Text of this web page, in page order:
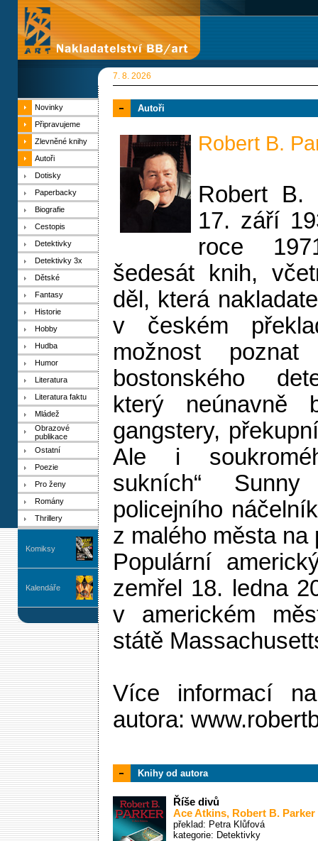
7. 8. 2026
Novinky
Připravujeme
Zlevněné knihy
Autoři
Dotisky
Paperbacky
Biografie
Cestopis
Detektivky
Detektivky 3x
Dětské
Fantasy
Historie
Hobby
Hudba
Humor
Literatura
Literatura faktu
Mládež
Obrazové
publikace
Ostatní
Poezie
Pro ženy
Romány
Thrillery
Komiksy
Kalendáře
Autoři
Robert B.
Robert B.
17. září
roce
šedesát knih,
děl, která
v českém
možnost
bostonského
který neúnavně
gangstery,
Ale i
sukních“
policejního
z malého města na
Populární
zemřel 18. ledna
v americkém
státě
Více informací
autora:
Knihy od autora
Říše divů
Ace Atkins, Robert B. Parker
překlad: Petra Klůfová
kategorie: Detektivky